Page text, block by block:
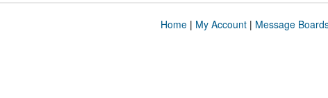
Home| My Account| Message